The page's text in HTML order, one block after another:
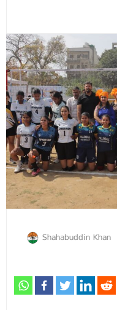
Shahabuddin Khan